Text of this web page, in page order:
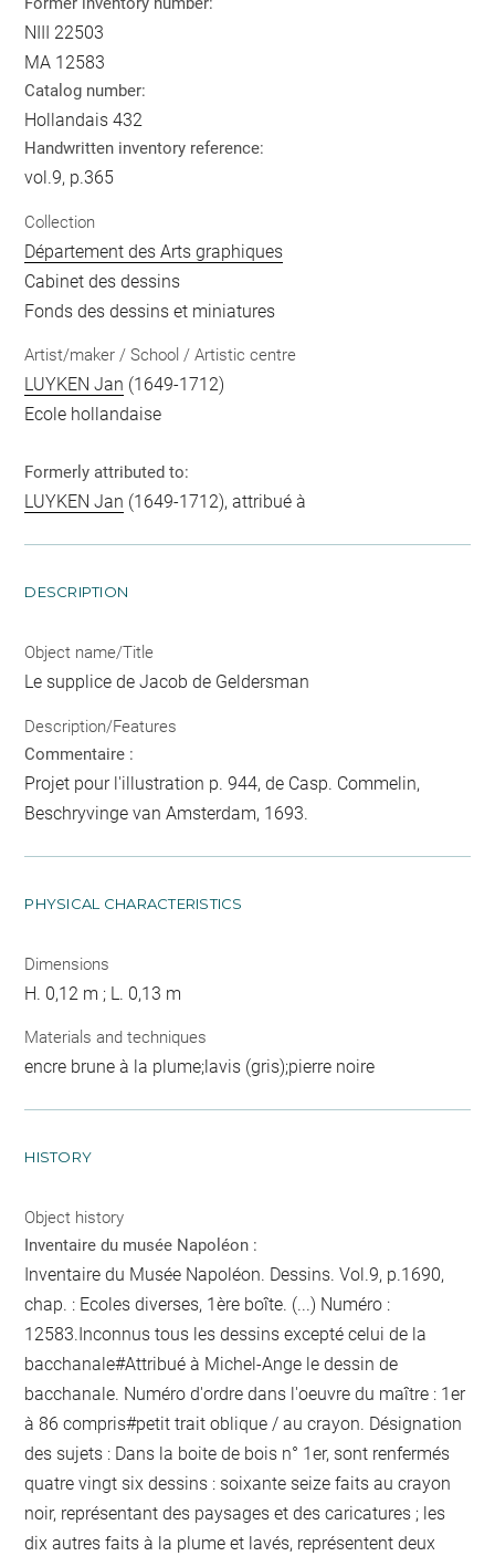
NIII 22503
MA 12583
Catalog number:
Hollandais 432
Handwritten inventory reference:
vol.9, p.365
Collection
Département des Arts graphiques
Cabinet des dessins
Fonds des dessins et miniatures
Artist/maker / School / Artistic centre
LUYKEN Jan (1649-1712)
Ecole hollandaise
Formerly attributed to:
LUYKEN Jan (1649-1712), attribué à
DESCRIPTION
Object name/Title
Le supplice de Jacob de Geldersman
Description/Features
Commentaire :
Projet pour l'illustration p. 944, de Casp. Commelin,
Beschryvinge van Amsterdam, 1693.
PHYSICAL CHARACTERISTICS
Dimensions
H. 0,12 m ; L. 0,13 m
Materials and techniques
encre brune à la plume;lavis (gris);pierre noire
HISTORY
Object history
Inventaire du musée Napoléon :
Inventaire du Musée Napoléon. Dessins. Vol.9, p.1690,
chap. : Ecoles diverses, 1ère boîte. (...) Numéro :
12583.Inconnustous les dessins excepté celui de la
bacchanale#Attribué à Michel-Ange le dessin de
bacchanale. Numéro d'ordre dans l'oeuvre du maître : 1er
à 86 compris#petit trait oblique / au crayon. Désignation
des sujets : Dans la boite de bois n° 1er, sont renfermés
quatre vingt six dessins : soixante seize faits au crayon
noir, représentant des paysages et des caricatures ; les
dix autres faits à la plume et lavés, représentent deux